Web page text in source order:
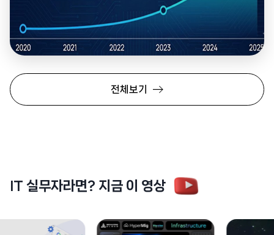
전체보기
IT 실무자라면? 지금 이 영상